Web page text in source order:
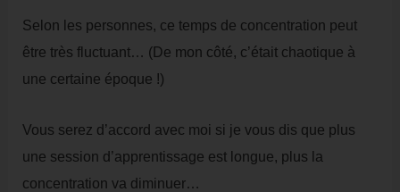
Selon les personnes, ce temps de concentration peut
être très fluctuant… (De mon côté, c’était chaotique à
une certaine époque !)
Vous serez d’accord avec moi si je vous dis que plus
une session d’apprentissage est longue, plus la
concentration va diminuer…